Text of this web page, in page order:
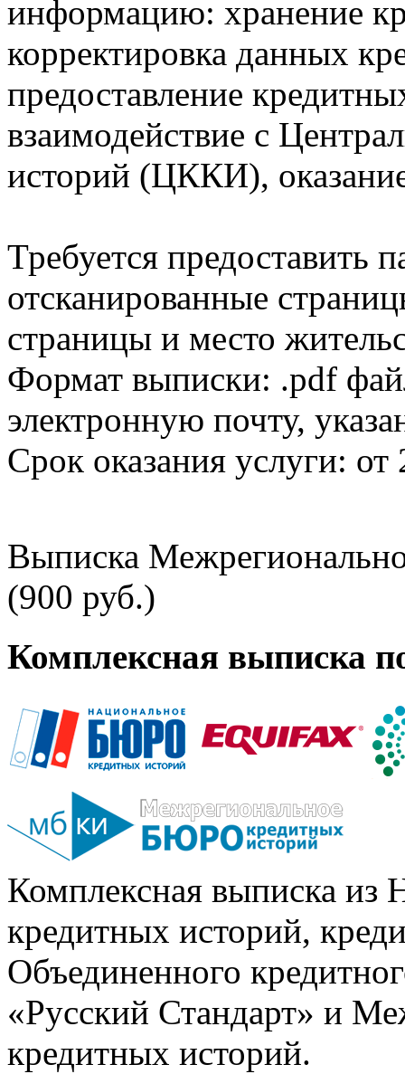
информацию: хранение
корректировка данных
предоставление
взаимодействие с
историй (ЦККИ),
Требуется предоставить
отсканированные
страницы и место
Формат выписки: .pdf
электронную почту,
Срок оказания услуги: от
Выписка
(900 руб.)
Комплексная выписка
Комплексная выписка из
кредитных историй,
Объединенного
«Русский Стандарт» и
кредитных историй.